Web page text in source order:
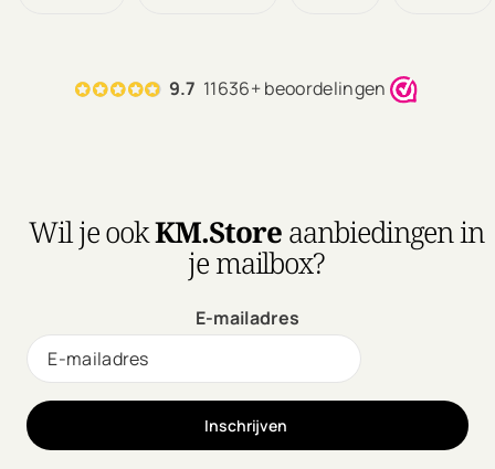
9.7 11636+ beoordelingen
Wil je ookKM.Storeaanbiedingen in
je mailbox?
E-mailadres
Inschrijven